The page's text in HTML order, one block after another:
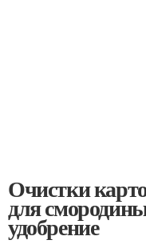
Очистки
для
удобрение